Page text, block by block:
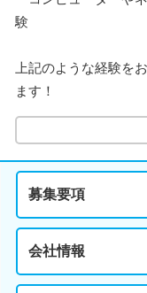
験
上記のような経験を
ます！
募集要項
会社情報